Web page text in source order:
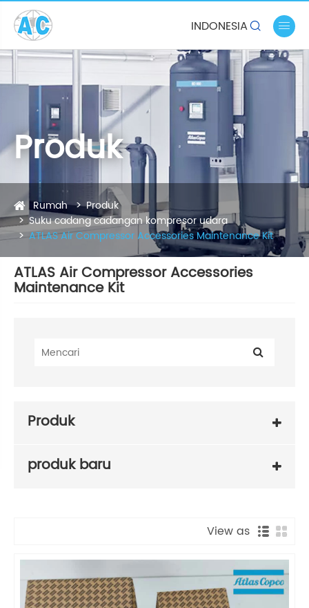
INDONESIA 
Produk
Rumah
Produk
Suku cadang cadangan kompresor udara
ATLAS Air Compressor Accessories Maintenance Kit
ATLAS Air Compressor Accessories
Maintenance Kit
Produk
produk baru
View as